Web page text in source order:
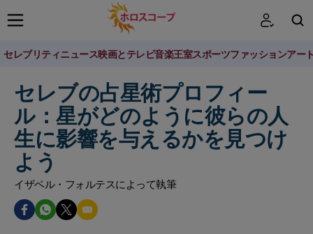
セレブリティニュース映画とテレビ音楽王室スポーツファッションアー
セレブの占星術プロフィー
ル：星がどのように彼らの人
生に影響を与えるかを見つけ
よう
イザベル・フォルテスによって執筆